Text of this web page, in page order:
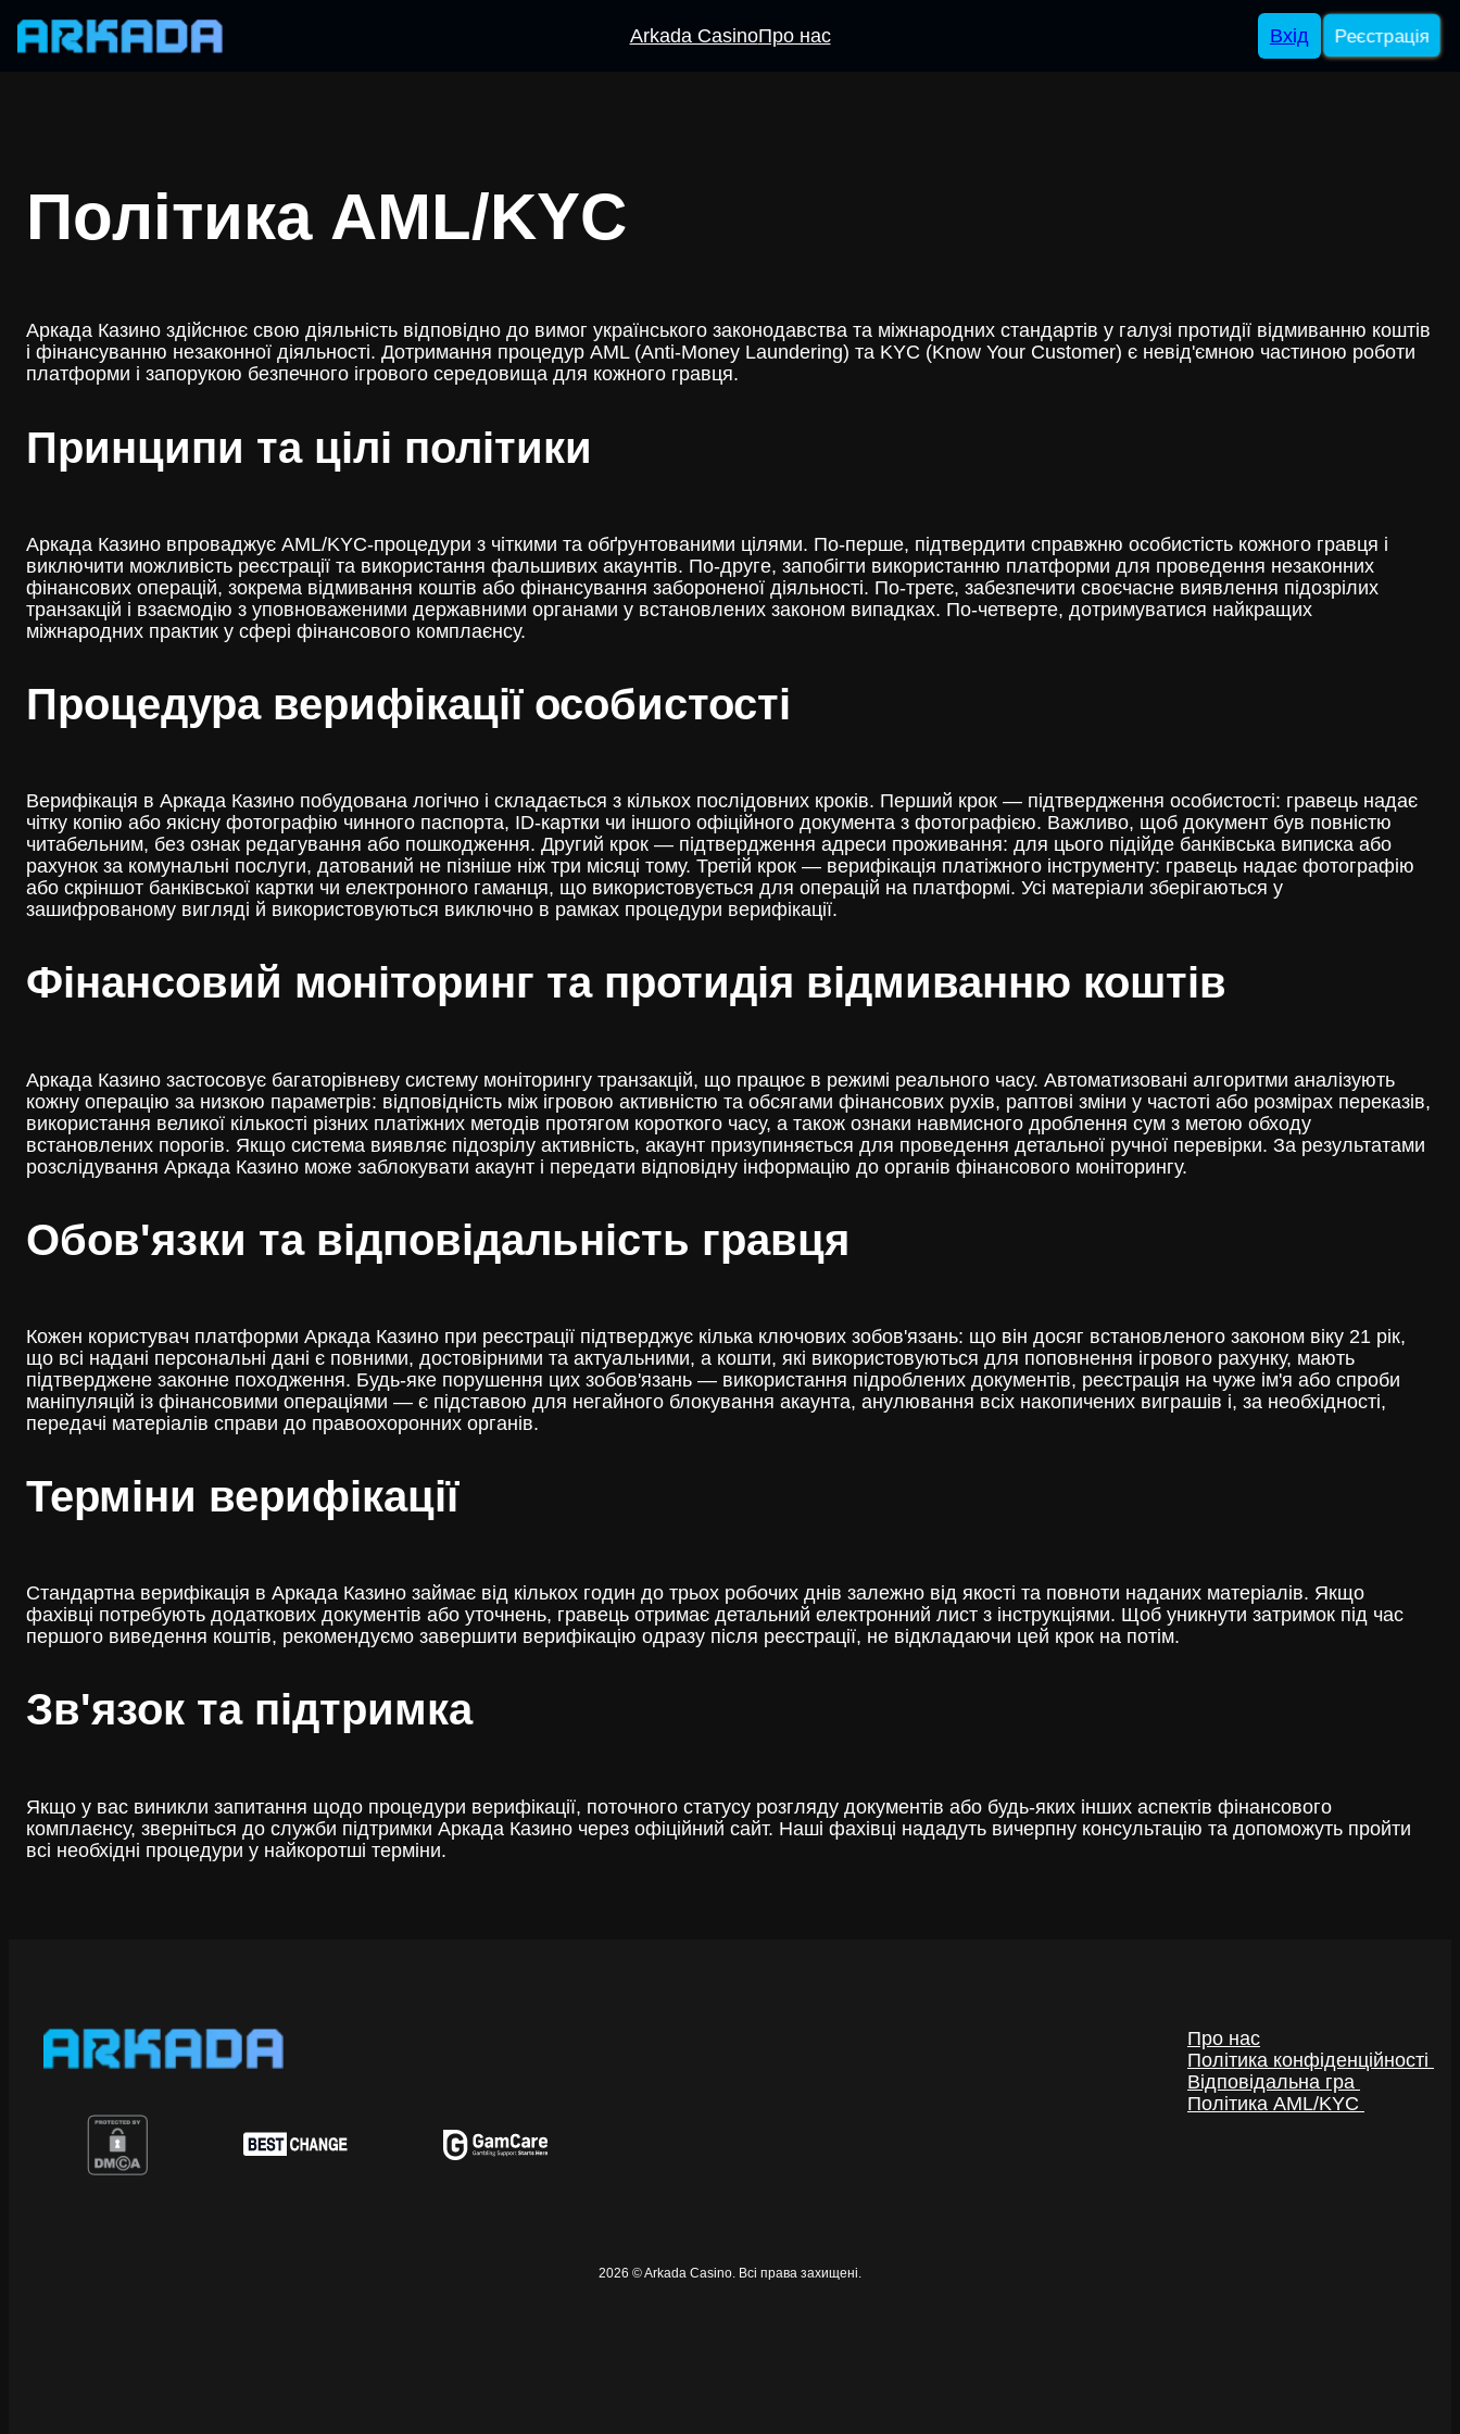
до
вмісту
Arkada CasinoПро нас Вхід Реєстрація
Політика AML/KYC
Аркада Казино здійснює свою діяльність відповідно до вимог українського законодавства та міжнародних стандартів у галузі протидії відмиванню коштів
і фінансуванню незаконної діяльності. Дотримання процедур AML (Anti-Money Laundering) та KYC (Know Your Customer) є невід'ємною частиною роботи
платформи і запорукою безпечного ігрового середовища для кожного гравця.
Принципи та цілі політики
Аркада Казино впроваджує AML/KYC-процедури з чіткими та обґрунтованими цілями. По-перше, підтвердити справжню особистість кожного гравця і
виключити можливість реєстрації та використання фальшивих акаунтів. По-друге, запобігти використанню платформи для проведення незаконних
фінансових операцій, зокрема відмивання коштів або фінансування забороненої діяльності. По-третє, забезпечити своєчасне виявлення підозрілих
транзакцій і взаємодію з уповноваженими державними органами у встановлених законом випадках. По-четверте, дотримуватися найкращих
міжнародних практик у сфері фінансового комплаєнсу.
Процедура верифікації особистості
Верифікація в Аркада Казино побудована логічно і складається з кількох послідовних кроків. Перший крок — підтвердження особистості: гравець надає
чітку копію або якісну фотографію чинного паспорта, ID-картки чи іншого офіційного документа з фотографією. Важливо, щоб документ був повністю
читабельним, без ознак редагування або пошкодження. Другий крок — підтвердження адреси проживання: для цього підійде банківська виписка або
рахунок за комунальні послуги, датований не пізніше ніж три місяці тому. Третій крок — верифікація платіжного інструменту: гравець надає фотографію
або скріншот банківської картки чи електронного гаманця, що використовується для операцій на платформі. Усі матеріали зберігаються у
зашифрованому вигляді й використовуються виключно в рамках процедури верифікації.
Фінансовий моніторинг та протидія відмиванню коштів
Аркада Казино застосовує багаторівневу систему моніторингу транзакцій, що працює в режимі реального часу. Автоматизовані алгоритми аналізують
кожну операцію за низкою параметрів: відповідність між ігровою активністю та обсягами фінансових рухів, раптові зміни у частоті або розмірах переказів,
використання великої кількості різних платіжних методів протягом короткого часу, а також ознаки навмисного дроблення сум з метою обходу
встановлених порогів. Якщо система виявляє підозрілу активність, акаунт призупиняється для проведення детальної ручної перевірки. За результатами
розслідування Аркада Казино може заблокувати акаунт і передати відповідну інформацію до органів фінансового моніторингу.
Обов'язки та відповідальність гравця
Кожен користувач платформи Аркада Казино при реєстрації підтверджує кілька ключових зобов'язань: що він досяг встановленого законом віку 21 рік,
що всі надані персональні дані є повними, достовірними та актуальними, а кошти, які використовуються для поповнення ігрового рахунку, мають
підтверджене законне походження. Будь-яке порушення цих зобов'язань — використання підроблених документів, реєстрація на чуже ім'я або спроби
маніпуляцій із фінансовими операціями — є підставою для негайного блокування акаунта, анулювання всіх накопичених виграшів і, за необхідності,
передачі матеріалів справи до правоохоронних органів.
Терміни верифікації
Стандартна верифікація в Аркада Казино займає від кількох годин до трьох робочих днів залежно від якості та повноти наданих матеріалів. Якщо
фахівці потребують додаткових документів або уточнень, гравець отримає детальний електронний лист з інструкціями. Щоб уникнути затримок під час
першого виведення коштів, рекомендуємо завершити верифікацію одразу після реєстрації, не відкладаючи цей крок на потім.
Зв'язок та підтримка
Якщо у вас виникли запитання щодо процедури верифікації, поточного статусу розгляду документів або будь-яких інших аспектів фінансового
комплаєнсу, зверніться до служби підтримки Аркада Казино через офіційний сайт. Наші фахівці нададуть вичерпну консультацію та допоможуть пройти
всі необхідні процедури у найкоротші терміни.
Про нас
Політика конфіденційності
Відповідальна гра
Політика AML/KYC
2026 © Arkada Casino. Всі права захищені.